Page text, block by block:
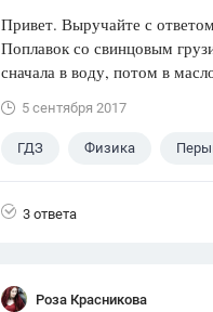
Привет. Выручайте с
Поплавок со свинцовым
сначала в воду, потом в
5 сентября 2017
ГДЗ Физика
3 ответа
Роза Красникова